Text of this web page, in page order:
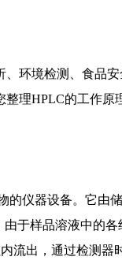
环境检测、食品
理HPLC的工作原
仪器设备。它由
于样品溶液中的
流出，通过检测器